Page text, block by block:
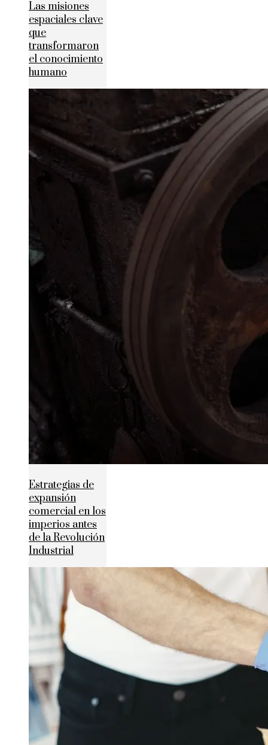
Las misiones
espaciales clave
que
transformaron
el conocimiento
humano
Estrategias de
expansión
comercial en los
imperios antes
de la Revolución
Industrial